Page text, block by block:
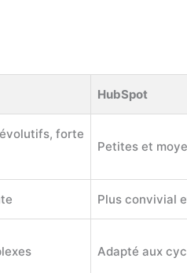
HubSpot
forte
Petites et
Plus convivial
Adapté aux